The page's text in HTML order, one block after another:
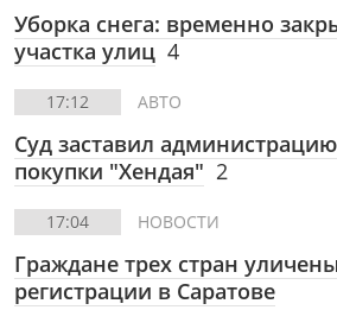
Уборка снега: временно
участка улиц 4
17:12 АВТО
Суд заставил администрацию
покупки "Хендая" 2
17:04 НОВОСТИ
Граждане трех стран
регистрации в Саратове